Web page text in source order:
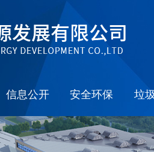
信息公开 安全环保 垃